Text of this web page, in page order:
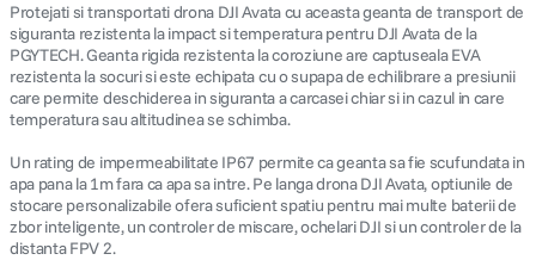
Protejati si transportati drona DJI Avata cu aceasta geanta de transport de
siguranta rezistenta la impact si temperatura pentru DJI Avata de la
PGYTECH. Geanta rigida rezistenta la coroziune are captuseala EVA
rezistenta la socuri si este echipata cu o supapa de echilibrare a presiunii
care permite deschiderea in siguranta a carcasei chiar si in cazul in care
temperatura sau altitudinea se schimba.
Un rating de impermeabilitate IP67 permite ca geanta sa fie scufundata in
apa pana la 1m fara ca apa sa intre. Pe langa drona DJI Avata, optiunile de
stocare personalizabile ofera suficient spatiu pentru mai multe baterii de
zbor inteligente, un controler de miscare, ochelari DJI si un controler de la
distanta FPV 2.